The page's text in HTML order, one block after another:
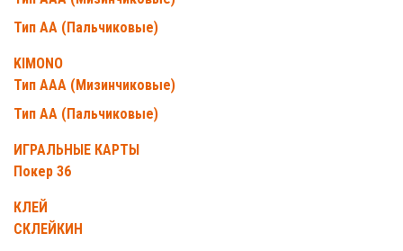
Тип АА (Пальчиковые)
KIMONO
Тип ААА (Мизинчиковые)
Тип АА (Пальчиковые)
ИГРАЛЬНЫЕ КАРТЫ
Покер 36
КЛЕЙ
СКЛЕЙКИН